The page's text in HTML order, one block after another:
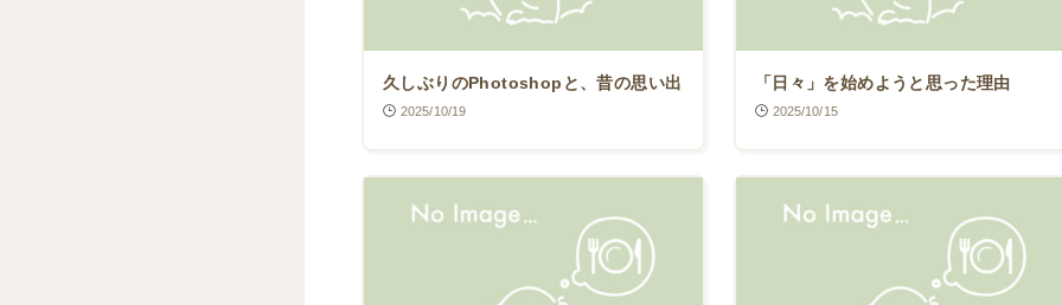
久しぶりのPhotoshopと、昔の思い出
2025/10/19
「日々」を始めようと思った理由
2025/10/15